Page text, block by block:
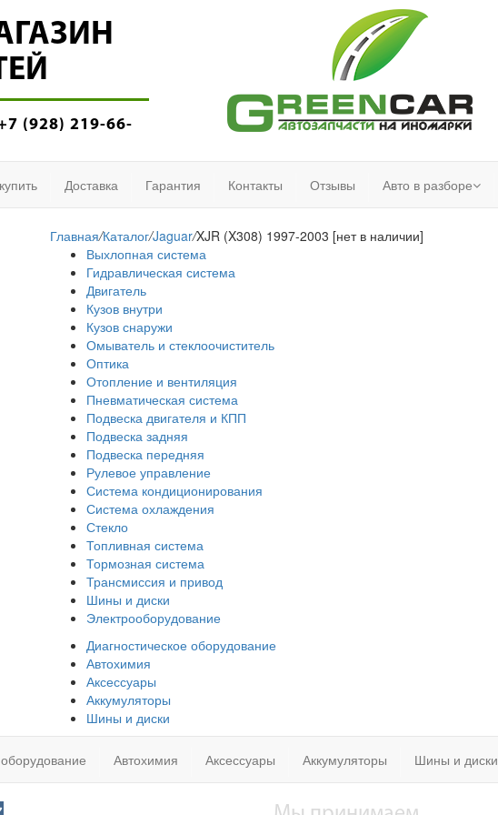
(928) 219-66-
Доставка Гарантия Контакты Отзывы Авто в разборе
Главная/Каталог/Jaguar/XJR (X308) 1997-2003 [нет в наличии]
Выхлопная система
Гидравлическая система
Двигатель
Кузов внутри
Кузов снаружи
Омыватель и стеклоочиститель
Оптика
Отопление и вентиляция
Пневматическая система
Подвеска двигателя и КПП
Подвеска задняя
Подвеска передняя
Рулевое управление
Система кондиционирования
Система охлаждения
Стекло
Топливная система
Тормозная система
Трансмиссия и привод
Шины и диски
Электрооборудование
Диагностическое оборудование
Автохимия
Аксессуары
Аккумуляторы
Шины и диски
Автохимия Аксессуары Аккумуляторы Шины и диски